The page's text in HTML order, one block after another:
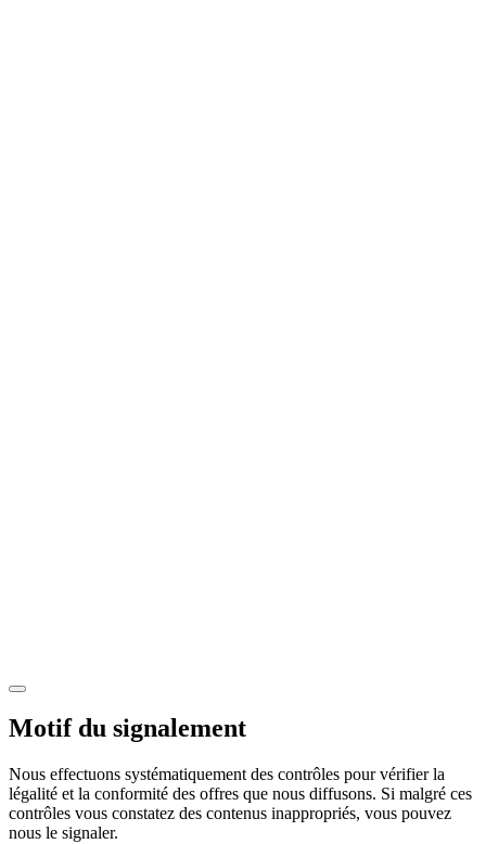
Motif du signalement
Nous effectuons systématiquement des contrôles pour vérifier la
légalité et la conformité des offres que nous diffusons. Si malgré ces
contrôles vous constatez des contenus inappropriés, vous pouvez
nous le signaler.